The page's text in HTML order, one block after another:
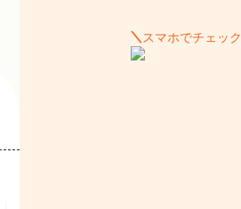
スマホでチェック